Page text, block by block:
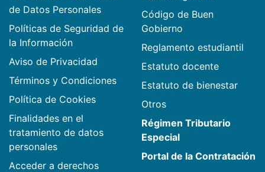
de Datos Personales
Políticas de Seguridad de
la Información
Aviso de Privacidad
Términos y Condiciones
Política de Cookies
Finalidades en el
tratamiento de datos
personales
Acceder a derechos
Código de Buen
Gobierno
Reglamento estudiantil
Estatuto docente
Estatuto de bienestar
Otros
Régimen Tributario
Especial
Portal de la Contratación